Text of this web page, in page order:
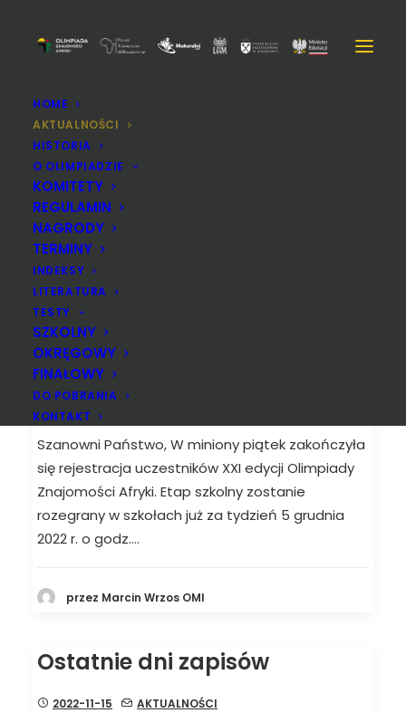
HOME
AKTUALNOŚCI
HISTORIA
O OLIMPIADZIE
KOMITETY
REGULAMIN
NAGRODY
TERMINY
INDEKSY
LITERATURA
TESTY
SZKOLNY
OKRĘGOWY
FINAŁOWY
DO POBRANIA
KONTAKT
Zakończenie zgłoszeń
Szanowni Państwo, W miniony piątek zakończyła
się rejestracja uczestników XXI edycji Olimpiady
Znajomości Afryki. Etap szkolny zostanie
rozegrany w szkołach już za tydzień 5 grudnia
2022 r. o godz.…
przez Marcin Wrzos OMI
Ostatnie dni zapisów
2022-11-15 AKTUALNOŚCI